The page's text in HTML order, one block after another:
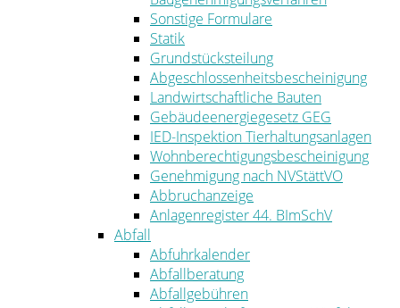
Sonstige Formulare
Statik
Grundstücksteilung
Abgeschlossenheitsbescheinigung
Landwirtschaftliche Bauten
Gebäudeenergiegesetz GEG
IED-Inspektion Tierhaltungsanlagen
Wohnberechtigungsbescheinigung
Genehmigung nach NVStättVO
Abbruchanzeige
Anlagenregister 44. BImSchV
Abfall
Abfuhrkalender
Abfallberatung
Abfallgebühren